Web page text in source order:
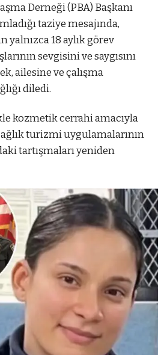
Derneği (PBA) Başkanı
taziye mesajında,
yalnızca 18 aylık görev
sevgisini ve saygısını
ailesine ve çalışma
diledi.
kozmetik cerrahi amacıyla
turizmi uygulamalarının
tartışmaları yeniden